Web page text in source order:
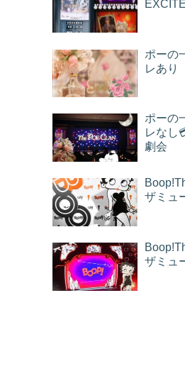
ポー
レあり
ポーの
レなし
劇会
ザミュ
ザミュ